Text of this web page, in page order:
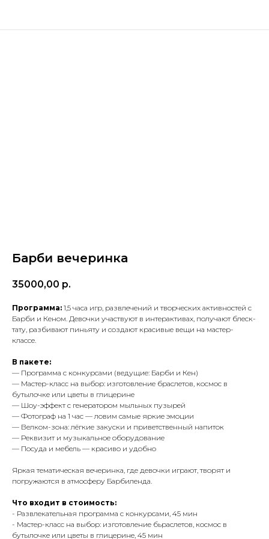
Барби вечеринка
35000,00 р.
Программа: 1,5 часа игр, развлечений и творческих активностей с
Барби и Кеном. Девочки участвуют в интерактивах, получают блеск-
тату, разбивают пиньяту и создают красивые вещи на мастер-
классе.
В пакете:
— Программа с конкурсами (ведущие: Барби и Кен)
— Мастер-класс на выбор: изготовление браслетов, космос в
бутылочке или цветы в глицерине
— Шоу-эффект с генератором мыльных пузырей
— Фотограф на 1 час — ловим самые яркие эмоции
— Велком-зона: лёгкие закуски и приветственный напиток
— Реквизит и музыкальное оборудование
— Посуда и мебель — красиво и удобно
Яркая тематическая вечеринка, где девочки играют, творят и
погружаются в атмосферу Барбиленда.
Что входит в стоимость:
- Развлекательная программа с конкурсами, 45 мин
- Мастер-класс на выбор: изготовление бьраслетов, космос в
бутылочке или цветы в глицерине, 45 мин